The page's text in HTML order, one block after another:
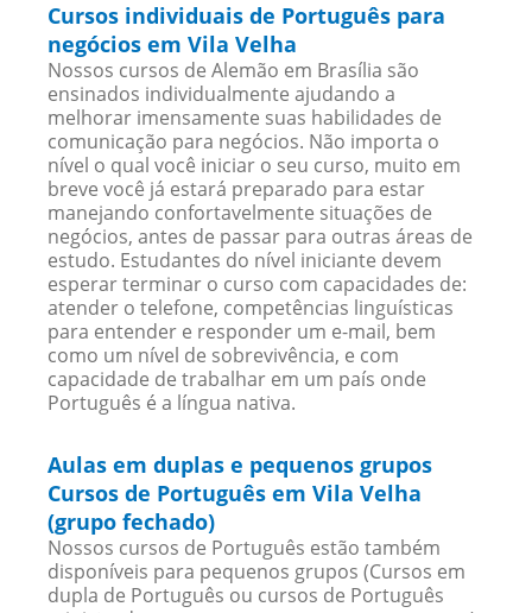
Cursos individuais de Português para
negócios em Vila Velha
Nossos cursos de Alemão em Brasília são
ensinados individualmente ajudando a
melhorar imensamente suas habilidades de
comunicação para negócios. Não importa o
nível o qual você iniciar o seu curso, muito em
breve você já estará preparado para estar
manejando confortavelmente situações de
negócios, antes de passar para outras áreas de
estudo. Estudantes do nível iniciante devem
esperar terminar o curso com capacidades de:
atender o telefone, competências linguísticas
para entender e responder um e-mail, bem
como um nível de sobrevivência, e com
capacidade de trabalhar em um país onde
Português é a língua nativa.
Aulas em duplas e pequenos grupos
Cursos de Português em Vila Velha
(grupo fechado)
Nossos cursos de Português estão também
disponíveis para pequenos grupos (Cursos em
dupla de Português ou cursos de Português